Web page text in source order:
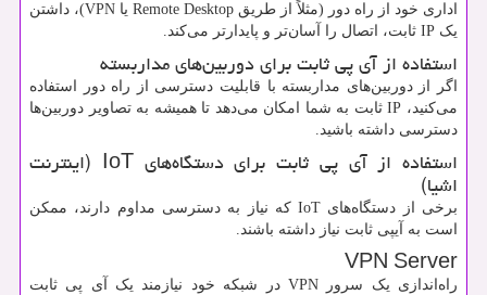
اداری خود از راه دور (مثلاً از طریق Remote Desktop یا VPN)، داشتن
یک IP ثابت، اتصال را آسان‌تر و پایدارتر می‌کند.
استفاده از آی پی ثابت برای دوربین‌های مداربسته
اگر از دوربین‌های مداربسته با قابلیت دسترسی از راه دور استفاده
می‌کنید، IPثابت به شما امکان می‌دهد تا همیشه به تصاویر دوربین‌ها
دسترسی داشته باشید.
استفاده از آی پی ثابت برای دستگاه‌هایIoT (اینترنت
اشیا)
برخی از دستگاه‌های IoTکه نیاز به دسترسی مداوم دارند، ممکن
است به آیپی ثابت نیاز داشته باشند.
VPN Server
راه‌اندازی یک سرورVPN در شبکه خود نیازمند یک آی پی ثابت